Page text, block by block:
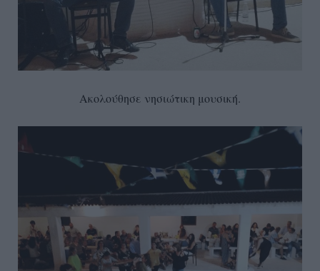
Ακολούθησε νησιώτικη μουσική.